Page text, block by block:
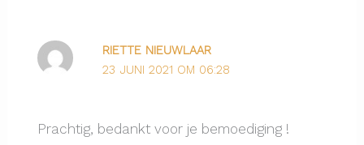
RIETTE NIEUWLAAR
23 JUNI 2021 OM 06:28
Prachtig, bedankt voor je bemoediging !